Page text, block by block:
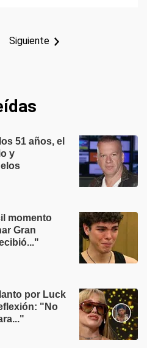
Siguiente
51 años, el
y
momento
Gran
por Luck
"No